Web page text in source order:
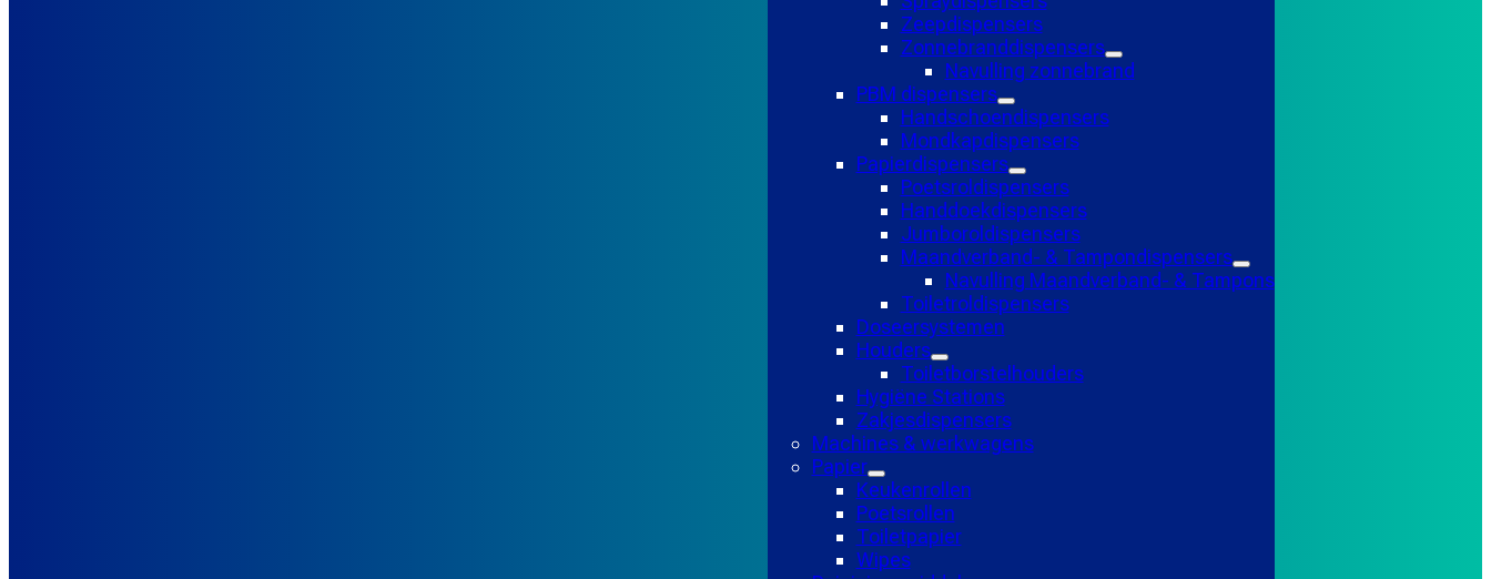
Zeepdispensers
Zonnebranddispensers
Navulling zonnebrand
PBM dispensers
Handschoendispensers
Mondkapdispensers
Papierdispensers
Poetsroldispensers
Handdoekdispensers
Jumboroldispensers
Maandverband- & Tampondispensers
Navulling Maandverband- & Tampons
Toiletroldispensers
Doseersystemen
Houders
Toiletborstelhouders
Hygiëne Stations
Zakjesdispensers
Machines & werkwagens
Papier
Keukenrollen
Poetsrollen
Toiletpapier
Wipes